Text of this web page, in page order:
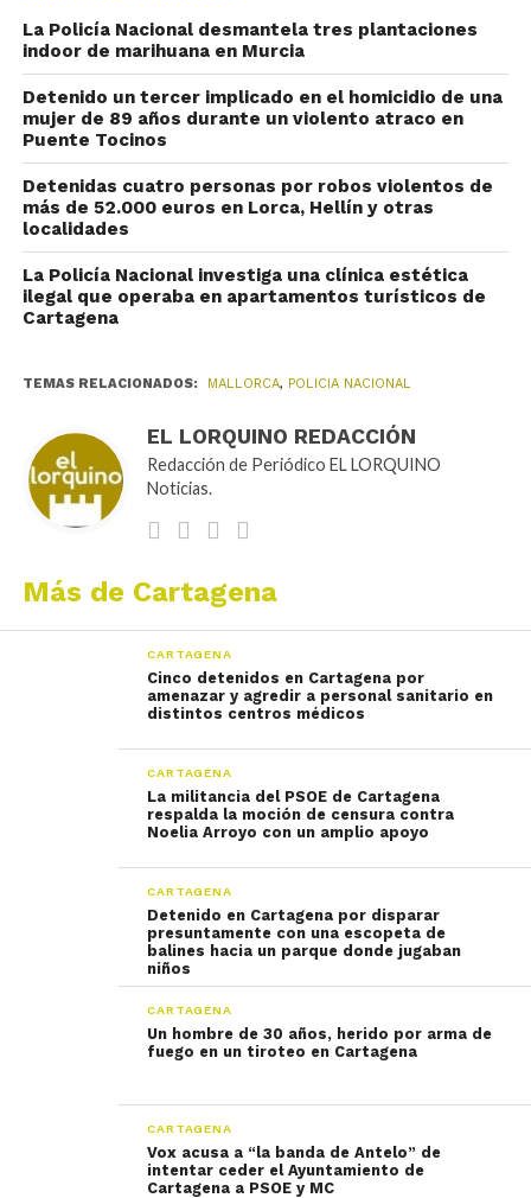
La Policía Nacional desmantela tres plantaciones
indoor de marihuana en Murcia
Detenido un tercer implicado en el homicidio de una
mujer de 89 años durante un violento atraco en
Puente Tocinos
Detenidas cuatro personas por robos violentos de
más de 52.000 euros en Lorca, Hellín y otras
localidades
La Policía Nacional investiga una clínica estética
ilegal que operaba en apartamentos turísticos de
Cartagena
TEMAS RELACIONADOS: MALLORCA, POLICIA NACIONAL
EL LORQUINO REDACCIÓN
Redacción de Periódico EL LORQUINO
Noticias.
Más de Cartagena
CARTAGENA
Cinco detenidos en Cartagena por
amenazar y agredir a personal sanitario en
distintos centros médicos
CARTAGENA
La militancia del PSOE de Cartagena
respalda la moción de censura contra
Noelia Arroyo con un amplio apoyo
CARTAGENA
Detenido en Cartagena por disparar
presuntamente con una escopeta de
balines hacia un parque donde jugaban
niños
CARTAGENA
Un hombre de 30 años, herido por arma de
fuego en un tiroteo en Cartagena
CARTAGENA
Vox acusa a “la banda de Antelo” de
intentar ceder el Ayuntamiento de
Cartagena a PSOE y MC